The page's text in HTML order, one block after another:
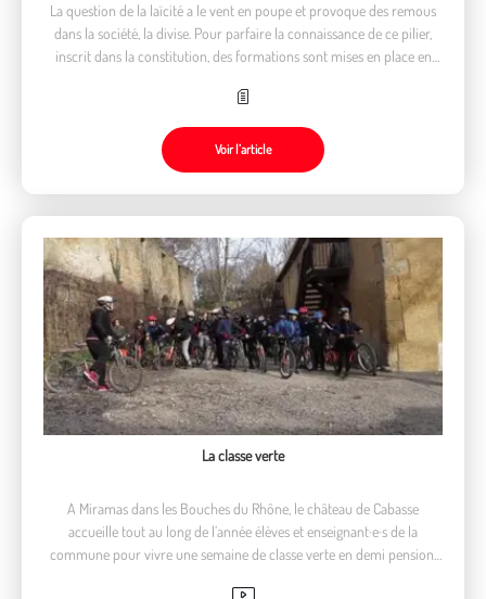
La question de la laïcité a le vent en poupe et provoque des remous
dans la société, la divise. Pour parfaire la connaissance de ce pilier,
inscrit dans la constitution, des formations sont mises en place en
Voir l’article
La classe verte
A Miramas dans les Bouches du Rhône, le château de Cabasse
accueille tout au long de l’année élèves et enseignant·e·s de la
commune pour vivre une semaine de classe verte en demi pension.